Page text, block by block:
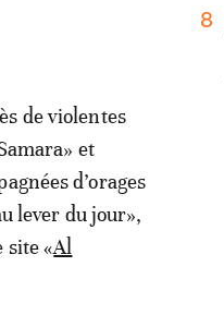
de violentes
et
d’orages
lever du jour»,
site «Al
8